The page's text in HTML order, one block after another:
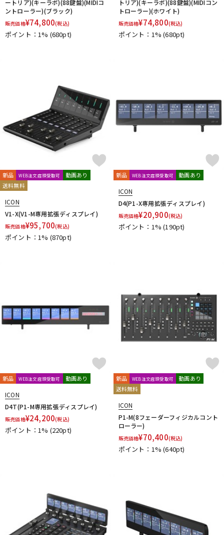
ートリア)(キーラボ)(88鍵盤)(MIDIコ
ントローラー)(ブラック)
販売価格¥74,800(税込)
ポイント：1% (680pt)
トリア)(キーラボ)(88鍵盤)(MIDIコン
トローラー)(ホワイト)
販売価格¥74,800(税込)
ポイント：1%(680pt)
新品 WEB注文店頭受取可
動画あり
送料無料
ICON
V1-X(V1-M専用拡張ディスプレイ)
販売価格¥95,700(税込)
ポイント：1% (870pt)
新品 WEB注文店頭受取可 動画あり
ICON
D4(P1-X専用拡張ディスプレイ)
販売価格¥20,900(税込)
ポイント：1%(190pt)
新品 WEB注文店頭受取可 動画あり
ICON
D4T(P1-M専用拡張ディスプレイ)
販売価格¥24,200(税込)
ポイント：1% (220pt)
新品 WEB注文店頭受取可
動画あり
送料無料
ICON
P1-M(8フェーダーフィジカルコント
ローラー)
販売価格¥70,400(税込)
ポイント：1%(640pt)